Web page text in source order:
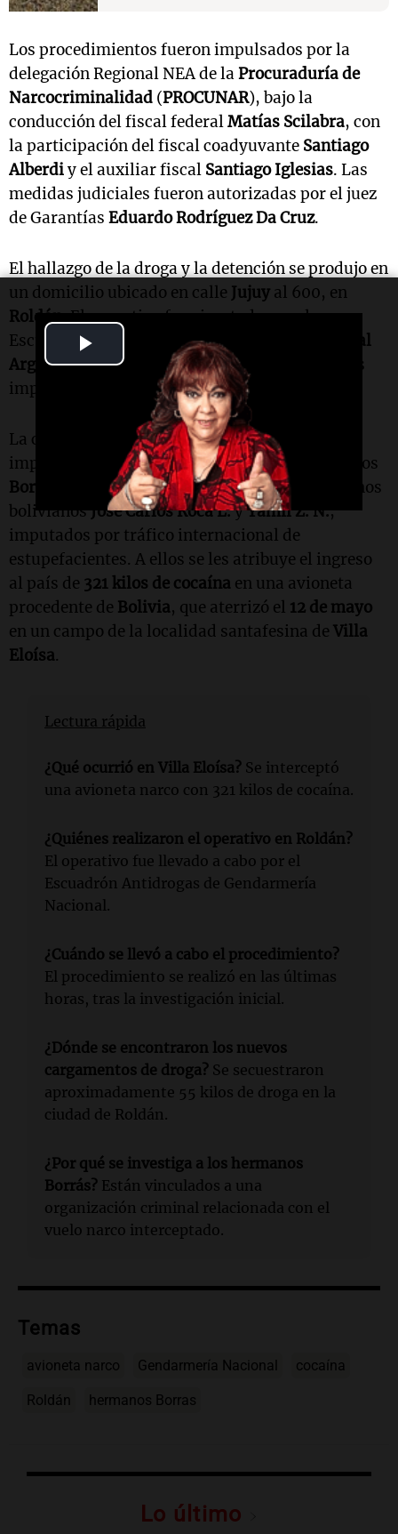
Video
Los procedimientos fueron impulsados por la
delegación Regional NEA de laProcuraduría de
Narcocriminalidad (PROCUNAR), bajo la
conducción del fiscal federalMatías Scilabra, con
la participación del fiscal coadyuvante Santiago
Alberdiy el auxiliar fiscal Santiago Iglesias. Las
medidas judiciales fueron autorizadas por el juez
de Garantías Eduardo Rodríguez Da Cruz.
El hallazgo de la droga y la detención se produjo en
un domicilio ubicado en calle Jujuy al 600, en
Roldán. El operativo fue ejecutado por el
Escuadrón Antidrogas deGendarmería Nacional
Argentina(GNA
), que intervino tras las órdenes
impartidas en el marco de la investigación.
La causa ya cuenta con antecedentes de alto
impacto: en mayo fueron detenidos los hermanos
Borrás
, junto aAgustín Héctor S.y los ciudadanos
bolivianosJosé Carlos Roca L.yYamil Z. N.,
imputados por tráfico internacional de
estupefacientes. A ellos se les atribuye el ingreso
al país de 321 kilos de cocaína en una avioneta
procedente de Bolivia, que aterrizó el 12 de mayo
en un campo de la localidad santafesina de Villa
Eloísa.
Lectura rápida
¿Qué ocurrió en Villa Eloísa? Se interceptó
una avioneta narco con 321 kilos de cocaína.
¿Quiénes realizaron el operativo en Roldán?
El operativo fue llevado a cabo por el
Escuadrón Antidrogas de Gendarmería
Nacional.
¿Cuándo se llevó a cabo el procedimiento?
El procedimiento se realizó en las últimas
horas, tras la investigación inicial.
¿Dónde se encontraron los nuevos
cargamentos de droga? Se secuestraron
aproximadamente 55 kilos de droga en la
ciudad de Roldán.
¿Por qué se investiga a los hermanos
Borrás? Están vinculados a una
organización criminal relacionada con el
vuelo narco interceptado.
Temas
avioneta narco Gendarmería Nacional cocaína
Roldán hermanos Borras
Lo último